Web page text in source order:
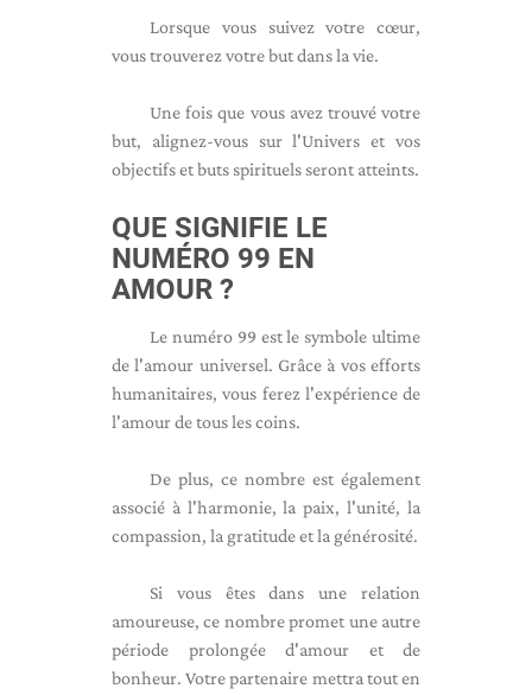
Lorsque vous suivez votre cœur,
vous trouverez votre but dans la vie.
Une fois que vous avez trouvé votre
but, alignez-vous sur l'Univers et vos
objectifs et buts spirituels seront atteints.
QUE SIGNIFIE LE
NUMÉRO 99 EN
AMOUR ?
Le numéro 99 est le symbole ultime
de l'amour universel. Grâce à vos efforts
humanitaires, vous ferez l'expérience de
l'amour de tous les coins.
De plus, ce nombre est également
associé à l'harmonie, la paix, l'unité, la
compassion, la gratitude et la générosité.
Si vous êtes dans une relation
amoureuse, ce nombre promet une autre
période prolongée d'amour et de
bonheur. Votre partenaire mettra tout en